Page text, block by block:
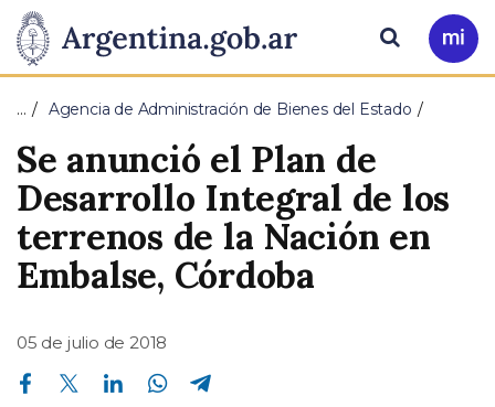
Presidencia
de
la
Nación
Pasar al contenido principal
Ir
a
Buscar
… Agencia de Administración de Bienes del Estado
Se anunció el Plan de
Desarrollo Integral de los
terrenos de la Nación en
Embalse, Córdoba
05 de julio de 2018
Compartir en Facebook Compartir en Twitter Compartir en Linkedin Compartir en Whatsapp